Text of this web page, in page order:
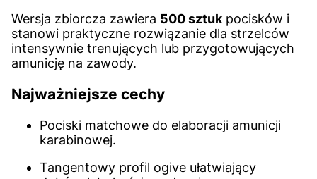
Wersja zbiorcza zawiera 500 sztuk pocisków i
stanowi praktyczne rozwiązanie dla strzelców
intensywnie trenujących lub przygotowujących
amunicję na zawody.
Najważniejsze cechy
Pociski matchowe do elaboracji amunicji
karabinowej.
Tangentowy profil ogive ułatwiający